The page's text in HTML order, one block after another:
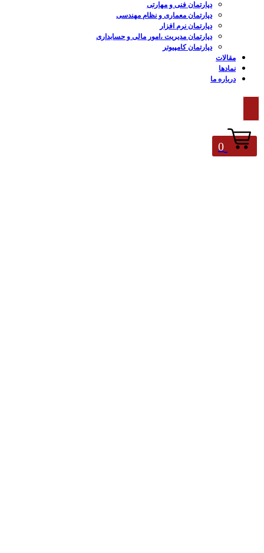
دپارتمان فنی و مهارتی
دپارتمان معماری و نظام مهندسی
دپارتمان نرم افزار
دپارتمان مدیریت ،امور مالی و حسابداری
دپارتمان کامپیوتر
مقالات
نمادها
درباره ما
0